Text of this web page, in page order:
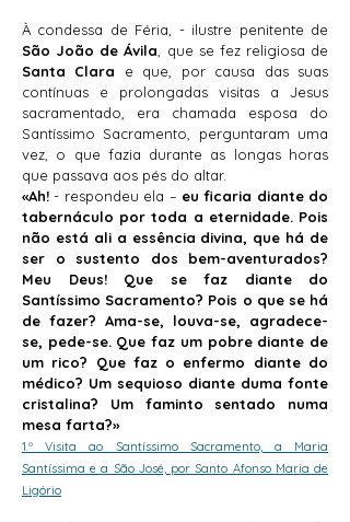
À condessa de Féria, - ilustre penitente de
São João de Ávila , que se fez religiosa de
Santa Clara e que, por causa das suas
contínuas e prolongadas visitas a Jesus
sacramentado, era chamada esposa do
Santíssimo Sacramento, perguntaram uma
vez, o que fazia durante as longas horas
que passava aos pés do altar.
«Ah!- respondeu ela – eu ficaria diante do
tabernáculo por toda a eternidade. Pois
não está ali a essência divina, que há de
ser o sustento dos bem-aventurados?
Meu Deus! Que se faz diante do
Santíssimo Sacramento? Pois o que se há
de fazer? Ama-se, louva-se, agradece-
se, pede-se. Que faz um pobre diante de
um rico? Que faz o enfermo diante do
médico? Um sequioso diante duma fonte
cristalina? Um faminto sentado numa
mesa farta?»
1.º Visita ao Santíssimo Sacramento, a Maria
Santíssima e a São José, por Santo Afonso Maria de
Ligório